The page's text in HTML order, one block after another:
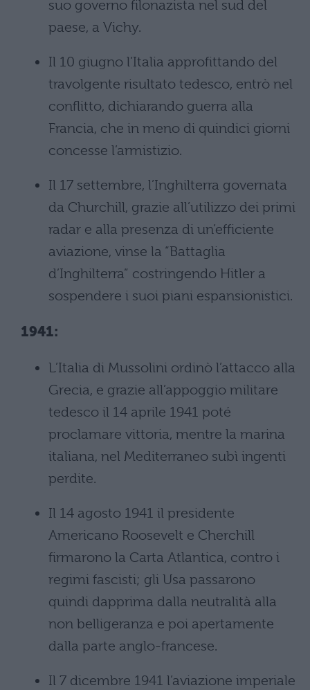
suo governo filonazista nel sud del
paese, a Vichy.
Il 10 giugno l’Italia approfittando del
travolgente risultato tedesco, entrò nel
conflitto, dichiarando guerra alla
Francia, che in meno di quindici giorni
concesse l’armistizio.
Il 17 settembre, l’Inghilterra governata
da Churchill, grazie all’utilizzo dei primi
radar e alla presenza di un’efficiente
aviazione, vinse la “Battaglia
d’Inghilterra” costringendo Hitler a
sospendere i suoi piani espansionistici.
1941:
L’Italia di Mussolini ordinò l’attacco alla
Grecia, e grazie all’appoggio militare
tedesco il 14 aprile 1941 poté
proclamare vittoria, mentre la marina
italiana, nel Mediterraneo subì ingenti
perdite.
Il 14 agosto 1941 il presidente
Americano Roosevelt e Cherchill
firmarono la Carta Atlantica, contro i
regimi fascisti; gli Usa passarono
quindi dapprima dalla neutralità alla
non belligeranza e poi apertamente
dalla parte anglo-francese.
Il 7 dicembre 1941 l’aviazione imperiale